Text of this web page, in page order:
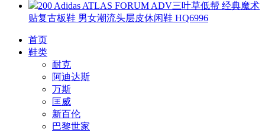
200 Adidas ATLAS FORUM ADV三叶草低帮 经典魔术
贴复古板鞋 男女潮流头层皮休闲鞋 HQ6996
首页
鞋类
耐克
阿迪达斯
万斯
匡威
新百伦
巴黎世家